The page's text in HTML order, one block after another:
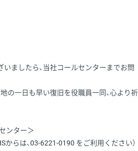
ましたら、当社コールセンターまでお問
の一日も早い復旧を役職員一同、心より祈
ンター＞
からは、03-6221-0190 をご利用ください）